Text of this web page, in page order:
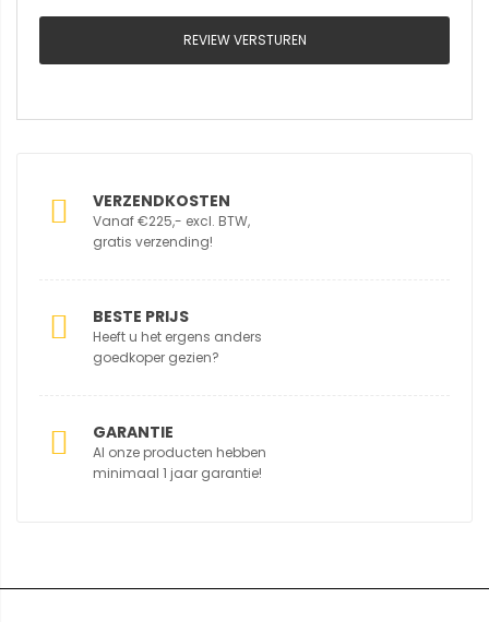
REVIEW VERSTUREN
VERZENDKOSTEN
Vanaf €225,- excl. BTW,
gratis verzending!
BESTE PRIJS
Heeft u het ergens anders
goedkoper gezien?
GARANTIE
Al onze producten hebben
minimaal 1 jaar garantie!